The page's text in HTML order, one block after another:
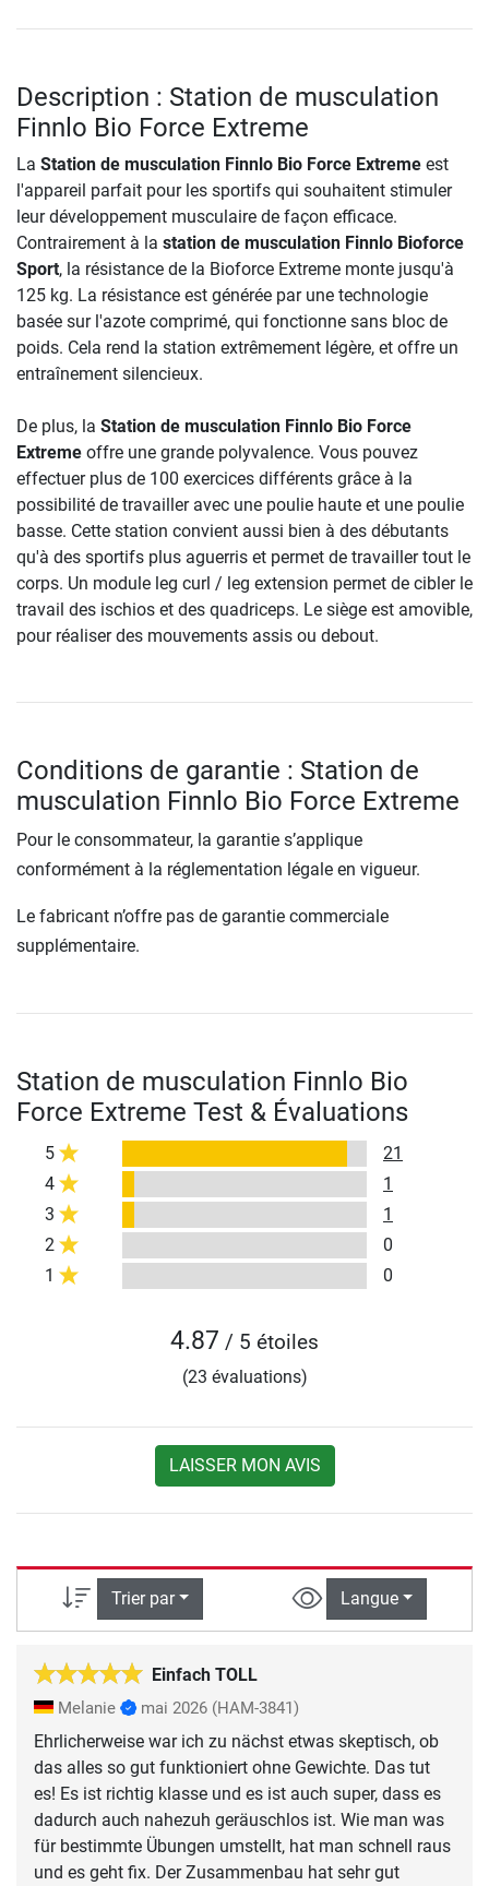
Description : Station de musculation
Finnlo Bio Force Extreme
La Station de musculation Finnlo Bio Force Extreme est
l'appareil parfait pour les sportifs qui souhaitent stimuler
leur développement musculaire de façon efficace.
Contrairement à la station de musculation Finnlo Bioforce
Sport, la résistance de la Bioforce Extreme monte jusqu'à
125 kg. La résistance est générée par une technologie
basée sur l'azote comprimé, qui fonctionne sans bloc de
poids. Cela rend la station extrêmement légère, et offre un
entraînement silencieux.
De plus, la Station de musculation Finnlo Bio Force
Extreme offre une grande polyvalence. Vous pouvez
effectuer plus de 100 exercices différents grâce à la
possibilité de travailler avec une poulie haute et une poulie
basse. Cette station convient aussi bien à des débutants
qu'à des sportifs plus aguerris et permet de travailler tout le
corps. Un module leg curl / leg extension permet de cibler le
travail des ischios et des quadriceps. Le siège est amovible,
pour réaliser des mouvements assis ou debout.
Conditions de garantie : Station de
musculation Finnlo Bio Force Extreme
Pour le consommateur, la garantie s’applique
conformément à la réglementation légale en vigueur.
Le fabricant n’offre pas de garantie commerciale
supplémentaire.
Station de musculation Finnlo Bio
Force Extreme Test & Évaluations
5
21
4
1
3
1
2
0
1
0
4.87 / 5 étoiles
(23 évaluations)
LAISSER MON AVIS
Trier par Langue
Einfach TOLL
Melanie mai 2026 (HAM-3841)
Ehrlicherweise war ich zu nächst etwas skeptisch, ob
das alles so gut funktioniert ohne Gewichte. Das tut
es! Es ist richtig klasse und es ist auch super, dass es
dadurch auch nahezuh geräuschlos ist. Wie man was
für bestimmte Übungen umstellt, hat man schnell raus
und es geht fix. Der Zusammenbau hat sehr gut